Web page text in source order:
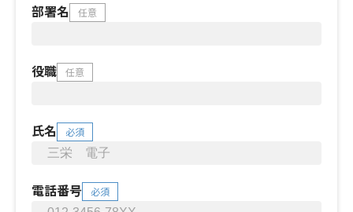
部署名 任意
役職 任意
氏名 必須
電話番号 必須